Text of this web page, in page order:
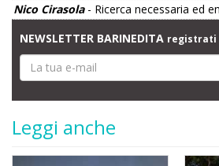
Nico Cirasola- Ricerca necessaria ed
NEWSLETTER BARINEDITA registrati
Leggi anche